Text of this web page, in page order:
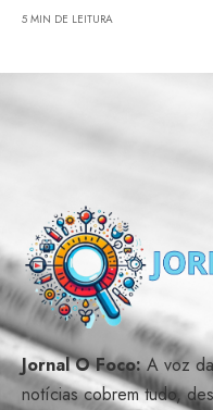
5 MIN DE LEITURA
Jornal O Foco:A voz
notícias cobrem tudo,